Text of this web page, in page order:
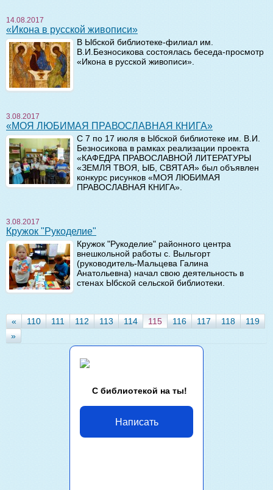
14.08.2017
«Икона в русской живописи»
В Ыбской библиотеке-филиал им.
В.И.Безносикова состоялась беседа-просмотр
«Икона в русской живописи».
3.08.2017
«МОЯ ЛЮБИМАЯ ПРАВОСЛАВНАЯ КНИГА»
С 7 по 17 июля в Ыбской библиотеке им. В.И.
Безносикова в рамках реализации проекта
«КАФЕДРА ПРАВОСЛАВНОЙ ЛИТЕРАТУРЫ
«ЗЕМЛЯ ТВОЯ, ЫБ, СВЯТАЯ» был объявлен
конкурс рисунков «МОЯ ЛЮБИМАЯ
ПРАВОСЛАВНАЯ КНИГА».
3.08.2017
Кружок "Рукоделие"
Кружок "Рукоделие" районного центра
внешкольной работы с. Выльгорт
(руководитель-Мальцева Галина
Анатольевна) начал свою деятельность в
стенах Ыбской сельской библиотеки.
« 110 111 112 113 114 115 116 117 118
119
»
С библиотекой на ты!
Написать